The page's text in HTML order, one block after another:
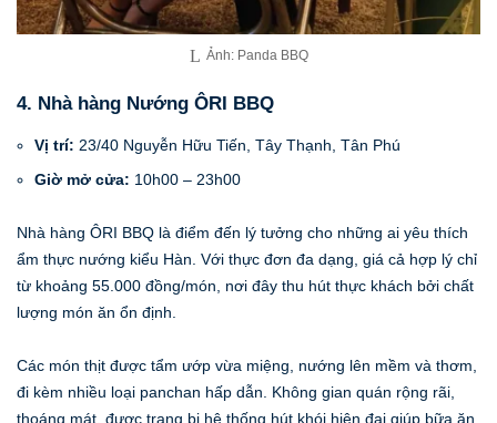
Ảnh: Panda BBQ
4. Nhà hàng Nướng ÔRI BBQ
Vị trí: 23/40 Nguyễn Hữu Tiến, Tây Thạnh, Tân Phú
Giờ mở cửa: 10h00 – 23h00
Nhà hàng ÔRI BBQ là điểm đến lý tưởng cho những ai yêu thích
ẩm thực nướng kiểu Hàn. Với thực đơn đa dạng, giá cả hợp lý chỉ
từ khoảng 55.000 đồng/món, nơi đây thu hút thực khách bởi chất
lượng món ăn ổn định.
Các món thịt được tẩm ướp vừa miệng, nướng lên mềm và thơm,
đi kèm nhiều loại panchan hấp dẫn. Không gian quán rộng rãi,
thoáng mát, được trang bị hệ thống hút khói hiện đại giúp bữa ăn